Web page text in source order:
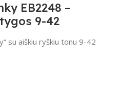
EB2248 –
9-42
su aiškiu ryškiu tonu 9-42